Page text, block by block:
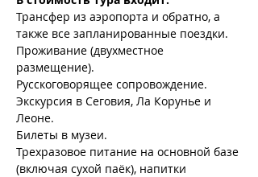
Трансфер из аэропорта и обратно, а
также все запланированные поездки.
Проживание (двухместное
размещение).
Русскоговорящее сопровождение.
Экскурсия в Сеговия, Ла Корунье и
Леоне.
Билеты в музеи.
Трехразовое питание на основной базе
(включая сухой паёк), напитки